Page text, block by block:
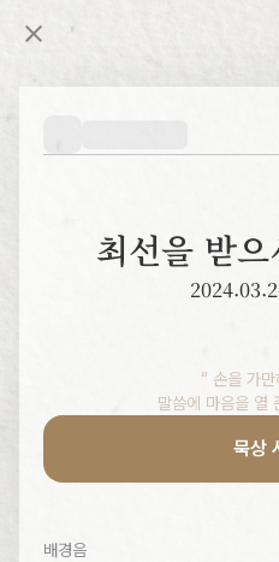
최선을 받
“ 손을 가
말씀에 마음을 열
묵상
배경음